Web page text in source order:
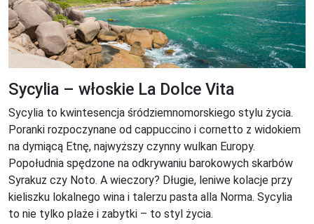
Sycylia – włoskie La Dolce Vita
Sycylia to kwintesencja śródziemnomorskiego stylu życia.
Poranki rozpoczynane od cappuccino i cornetto z widokiem
na dymiącą Etnę, najwyższy czynny wulkan Europy.
Popołudnia spędzone na odkrywaniu barokowych skarbów
Syrakuz czy Noto. A wieczory? Długie, leniwe kolacje przy
kieliszku lokalnego wina i talerzu pasta alla Norma. Sycylia
to nie tylko plaże i zabytki – to styl życia.